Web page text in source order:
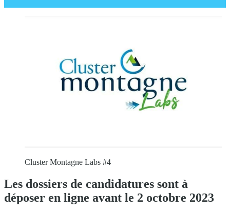
Cluster Montagne Labs #4
Les dossiers de candidatures sont à
déposer en ligne avant le 2 octobre 2023